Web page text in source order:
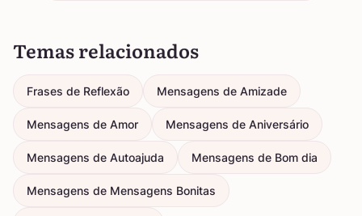
Temas relacionados
Frases de Reflexão Mensagens de Amizade
Mensagens de Amor Mensagens de Aniversário
Mensagens de Autoajuda Mensagens de Bom dia
Mensagens de Mensagens Bonitas